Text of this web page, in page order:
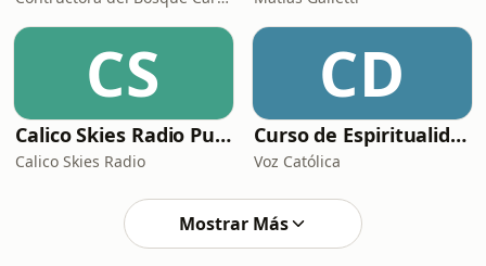
CS
Calico Skies Radio Puro McCartney
Calico Skies Radio
CD
Curso de Espiritualidad: De la Conversión a la Santidad
Voz Católica
Mostrar Más